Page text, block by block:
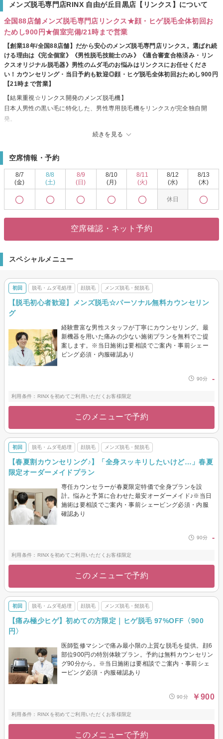
メンズ脱毛専門店RINX 自由が丘目黒店【リンクス】について
全国88店舗メンズ脱毛専門店リンクス★顔・ヒゲ脱毛全体初回お
ためし900円★個室完備/21時まで営業
【創業18年/全国88店舗】だから安心のメンズ脱毛専門店リンクス。選ばれ続
ける理由は《完全個室》《男性脱毛技能士のみ》《適合審査合格済み・リン
クスオリジナル脱毛器》男性のムダ毛のお悩みはリンクスにお任せくださ
い！カウンセリング・当日予約も歓迎◎顔・ヒゲ脱毛全体初回おためし900円
【21時まで営業】
続きを見る
【結果重視☆リンクス開発のメンズ脱毛機】
日本人男性の黒い毛に特化した、男性専用脱毛機をリンクスが完全独自開
発。
成功☆
お客様の肌質・毛質に合わせしっかりと毛にアプローチしていきます。
【男性脱毛技能士】
男性だからこそのお悩みもお気軽にご相談ください♪
完全予約制ですのでお電話にてお問い合わせください☆
空席情報・予約
8/7
(金)
8/8
(土)
8/9
(日)
8/10
(月)
8/11
(火)
8/12
(水)
休日
8/13
(木)
空席確認・ネット予約
スペシャルメニュー
初回 脱毛・ムダ毛処理 顔脱毛 メンズ脱毛・髭脱毛
【脱毛初心者歓迎】メンズ脱毛☆パーソナル無料カウンセリン
グ
経験豊富な男性スタッフが丁寧にカウンセリング。最
新機器を用いた痛みの少ない施術プランを無料でご提
案します。※当日施術は要相談でご案内・事前シェー
ビング必須・内服確認あり
90分 -
利用条件：RINXを初めてご利用いただくお客様限定
このメニューで予約
初回 脱毛・ムダ毛処理 顔脱毛 メンズ脱毛・髭脱毛
【春夏割カウンセリング♪】「全身スッキリしたいけど…」春夏
限定オーダーメイドプラン
専任カウンセラーが春夏限定特価で全身プランを設
計。悩みと予算に合わせた最安オーダーメイド♪※当日
施術は要相談でご案内・事前シェービング必須・内服
確認あり
90分 -
利用条件：RINXを初めてご利用いただくお客様限定
このメニューで予約
初回 脱毛・ムダ毛処理 顔脱毛 メンズ脱毛・髭脱毛
【痛み極少ヒゲ】初めての方限定｜ヒゲ脱毛 97%OFF〈900
円〉
医師監修マシンで痛み最小限の上質な脱毛を提供。顔6
部位900円の特別体験プラン。予約は無料カウンセリン
グ90分から。※当日施術は要相談でご案内・事前シェ
ービング必須・内服確認あり
90分 ￥900
利用条件：RINXを初めてご利用いただくお客様限定
このメニューで予約